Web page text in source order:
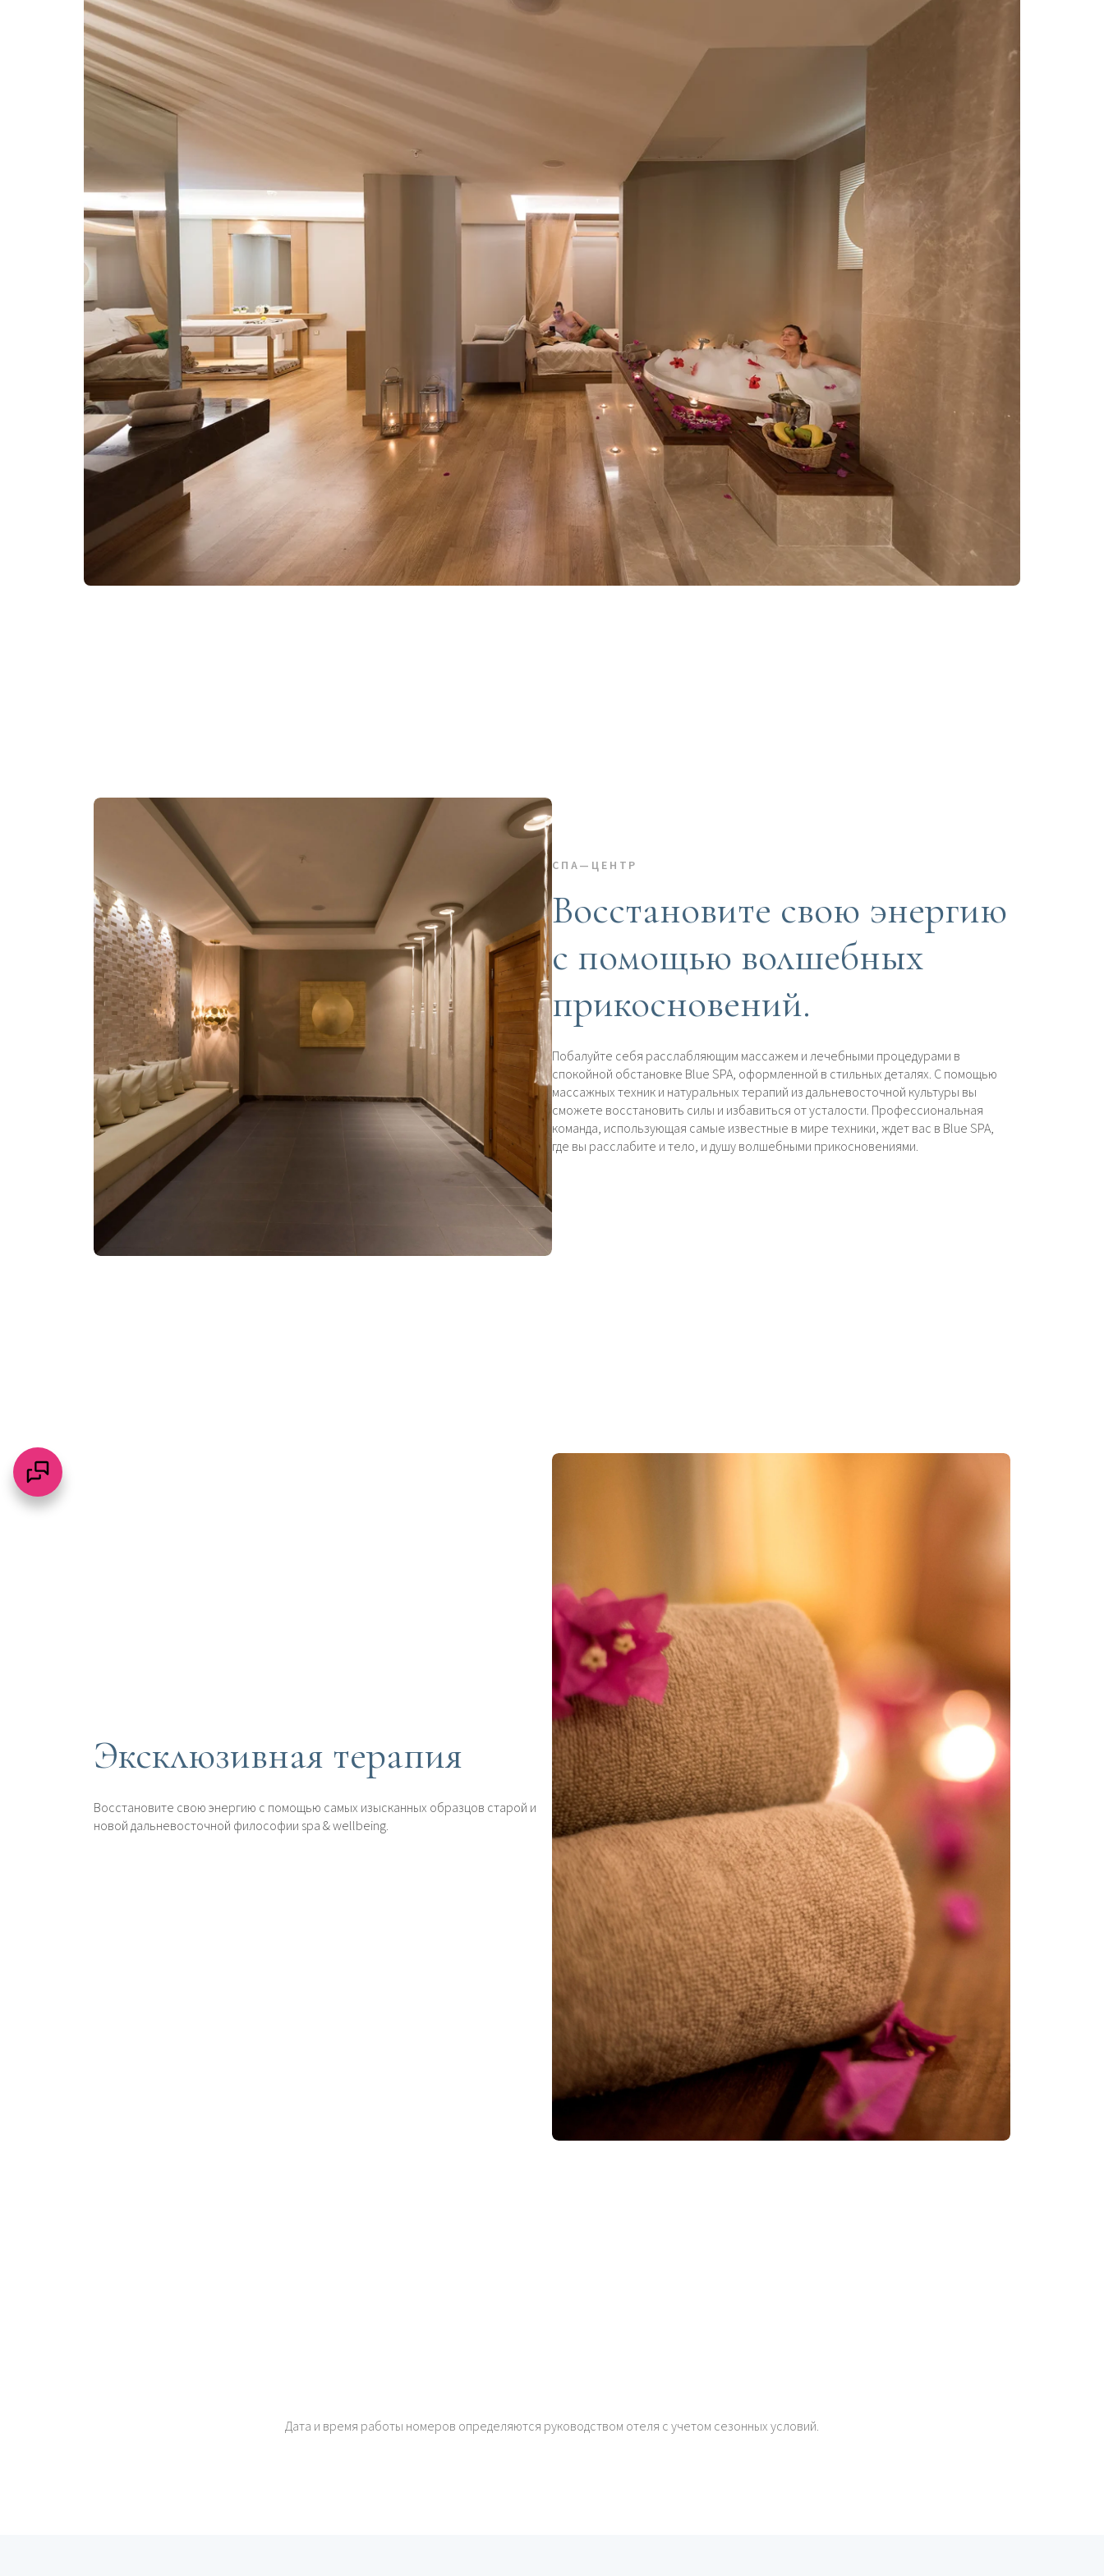
СПА—ЦЕНТР
Восстановите свою энергию
с помощью волшебных
прикосновений.
Побалуйте себя расслабляющим массажем и лечебными процедурами в
спокойной обстановке Blue SPA, оформленной в стильных деталях. С помощью
массажных техник и натуральных терапий из дальневосточной культуры вы
сможете восстановить силы и избавиться от усталости. Профессиональная
команда, использующая самые известные в мире техники, ждет вас в Blue SPA,
где вы расслабите и тело, и душу волшебными прикосновениями.
Эксклюзивная терапия
Восстановите свою энергию с помощью самых изысканных образцов старой и
новой дальневосточной философии spa & wellbeing.
Дата и время работы номеров определяются руководством отеля с учетом сезонных условий.